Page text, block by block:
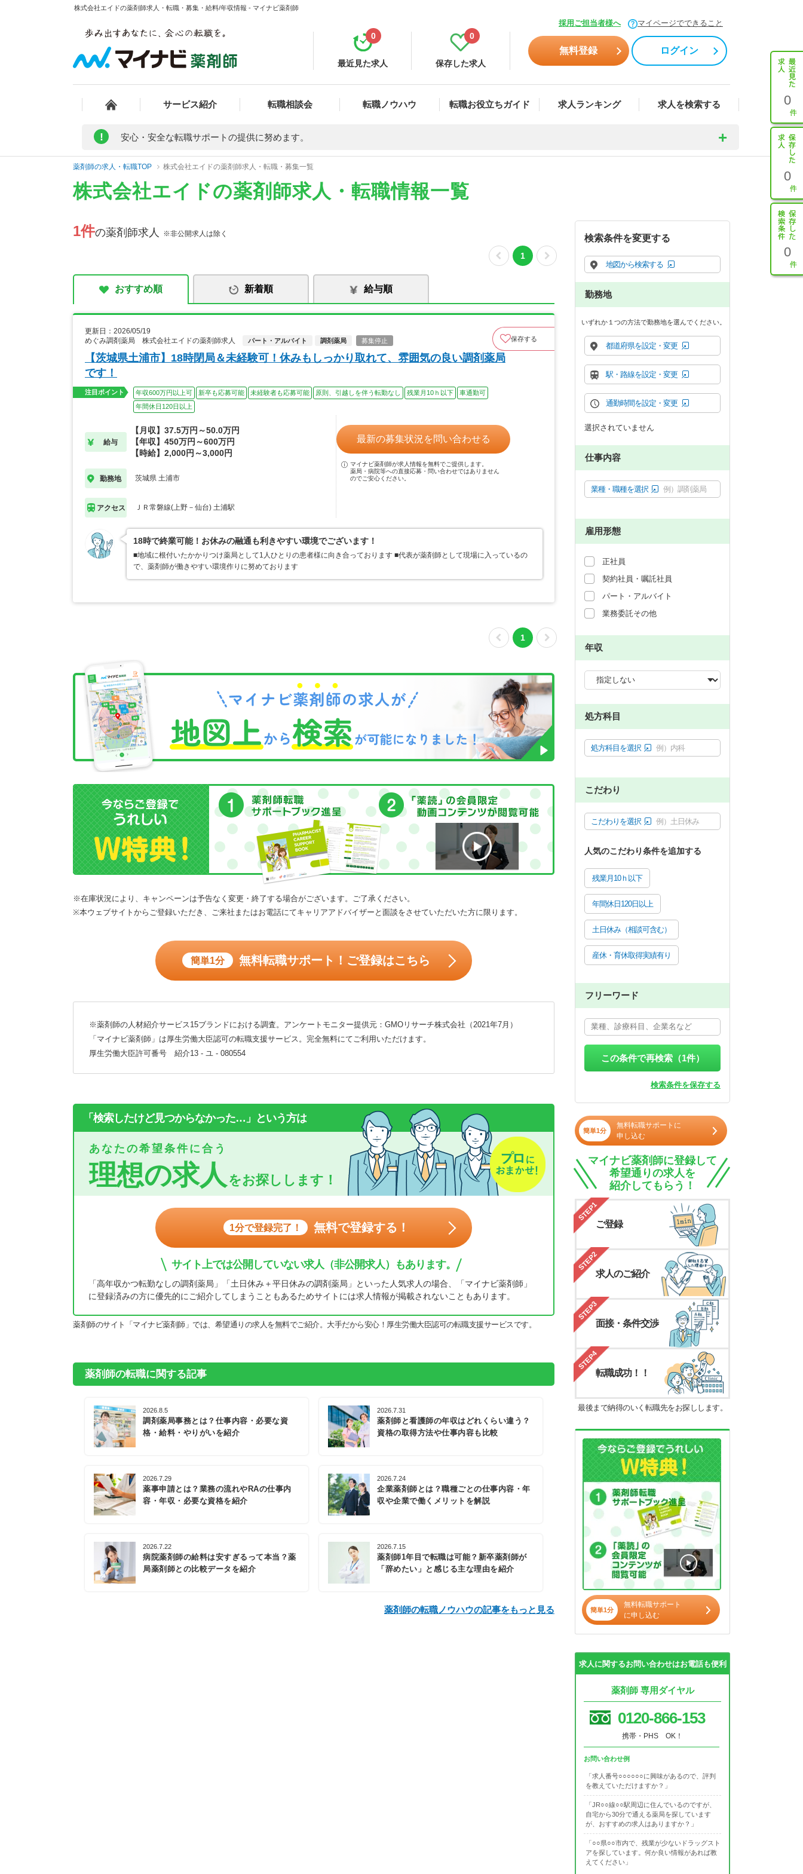
株式会社エイドの薬剤師求人・転職・募集・給料/年収情報 - マイナビ薬剤師
採用ご担当者様へ マイページでできること
最近見た求人
0
保存した求人
0
無料登録 ログイン
サービス紹介 転職相談会 転職ノウハウ 転職お役立ちガイド 求人ランキング 求人を検索する 0
0
0
! 安心・安全な転職サポートの提供に努めます。
薬剤師の求人・転職TOP 株式会社エイドの薬剤師求人・転職・募集一覧
株式会社エイドの薬剤師求人・転職情報一覧
1件の薬剤師求人 ※非公開求人は除く
1
おすすめ順 新着順 給与順
更新日：2026/05/19
めぐみ調剤薬局 株式会社エイドの薬剤師求人
パート・アルバイト 調剤薬局 募集停止 保存する
【茨城県土浦市】18時閉局＆未経験可！休みもしっかり取れて、雰囲気の良い調剤薬局
です！
注目ポイント 年収600万円以上可 新卒も応募可能 未経験者も応募可能 原則、引越しを伴う転勤なし 残業月10ｈ以下
車通勤可
年間休日120日以上
給与
【月収】37.5万円～50.0万円
【年収】450万円～600万円
【時給】2,000円～3,000円
勤務地 茨城県 土浦市
アクセス ＪＲ常磐線(上野－仙台) 土浦駅
最新の募集状況を問い合わせる
マイナビ薬剤師が求人情報を無料でご提供します。
薬局・病院等への直接応募・問い合わせではありません
のでご安心ください。
18時で終業可能！お休みの融通も利きやすい環境でございます！
■地域に根付いたかかりつけ薬局として1人ひとりの患者様に向き合っております ■代表が薬剤師として現場に入っているの
で、薬剤師が働きやすい環境作りに努めております
1
※在庫状況により、キャンペーンは予告なく変更・終了する場合がございます。ご了承ください。
※本ウェブサイトからご登録いただき、ご来社またはお電話にてキャリアアドバイザーと面談をさせていただいた方に限ります。
簡単1分 無料転職サポート！ご登録はこちら
※薬剤師の人材紹介サービス15ブランドにおける調査。アンケートモニター提供元：GMOリサーチ株式会社（2021年7月）
「マイナビ薬剤師」は厚生労働大臣認可の転職支援サービス。完全無料にてご利用いただけます。
厚生労働大臣許可番号 紹介13 - ユ - 080554
「検索したけど見つからなかった…」という方は
あなたの希望条件に合う
理想の求人をお探しします！
1分で登録完了！ 無料で登録する！
サイト上では公開していない求人（非公開求人）もあります。
「高年収かつ転勤なしの調剤薬局」「土日休み＋平日休みの調剤薬局」といった人気求人の場合、「マイナビ薬剤師」
に登録済みの方に優先的にご紹介してしまうこともあるためサイトには求人情報が掲載されないこともあります。
薬剤師のサイト「マイナビ薬剤師」では、希望通りの求人を無料でご紹介。大手だから安心！厚生労働大臣認可の転職支援サービスです。
薬剤師の転職に関する記事
2026.8.5
調剤薬局事務とは？仕事内容・必要な資
格・給料・やりがいを紹介
2026.7.31
薬剤師と看護師の年収はどれくらい違う？
資格の取得方法や仕事内容も比較
2026.7.29
薬事申請とは？業務の流れやRAの仕事内
容・年収・必要な資格を紹介
2026.7.24
企業薬剤師とは？職種ごとの仕事内容・年
収や企業で働くメリットを解説
2026.7.22
病院薬剤師の給料は安すぎるって本当？薬
局薬剤師との比較データを紹介
2026.7.15
薬剤師1年目で転職は可能？新卒薬剤師が
「辞めたい」と感じる主な理由を紹介
薬剤師の転職ノウハウの記事をもっと見る
検索条件を変更する
地図から検索する
勤務地
いずれか１つの方法で勤務地を選んでください。
都道府県を設定・変更
駅・路線を設定・変更
通勤時間を設定・変更
選択されていません
仕事内容
業種・職種を選択 例）調剤薬局
雇用形態
正社員
契約社員・嘱託社員
パート・アルバイト
業務委託その他
年収
処方科目
処方科目を選択 例）内科
こだわり
こだわりを選択 例）土日休み
人気のこだわり条件を追加する
残業月10ｈ以下
年間休日120日以上
土日休み（相談可含む）
産休・育休取得実績有り
フリーワード
この条件で再検索（1件）
検索条件を保存する
簡単1分
無料転職サポートに
申し込む
マイナビ薬剤師に登録して
希望通りの求人を
紹介してもらう！
STEP1
ご登録
STEP2
求人のご紹介
STEP3
面接・条件交渉
STEP4
転職成功！！
最後まで納得のいく転職先をお探しします。
簡単1分
無料転職サポート
に申し込む
求人に関するお問い合わせはお電話も便利
薬剤師 専用ダイヤル
0120-866-153
携帯・PHS OK！
お問い合わせ例
「求人番号○○○○○○に興味があるので、評判
を教えていただけますか？」
「JR○○線○○駅周辺に住んでいるのですが、
自宅から30分で通える薬局を探しています
が、おすすめの求人はありますか？」
「○○県○○市内で、残業が少ないドラッグスト
アを探しています。何か良い情報があれば教
えてください」